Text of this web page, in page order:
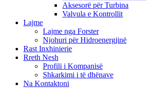
Aksesorë për Turbina
Valvula e Kontrollit
Lajme
Lajme nga Forster
Njohuri për Hidroenergjinë
Rast Inxhinierie
Rreth Nesh
Profili i Kompanisë
Shkarkimi i të dhënave
Na Kontaktoni